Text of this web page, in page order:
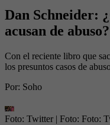
Dan Schneider:
acusan de abuso?
Con el reciente libro que
los presuntos casos de
Por: Soho
Foto: Twitter | Foto: Foto: